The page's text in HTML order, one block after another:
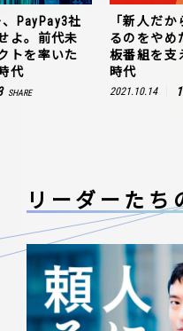
PayPay3社
よ。前代未
トを率いた
代
SHARE
「新人だ
るのをやめ
板番組を支
時代
2021.10.14
リーダーたち